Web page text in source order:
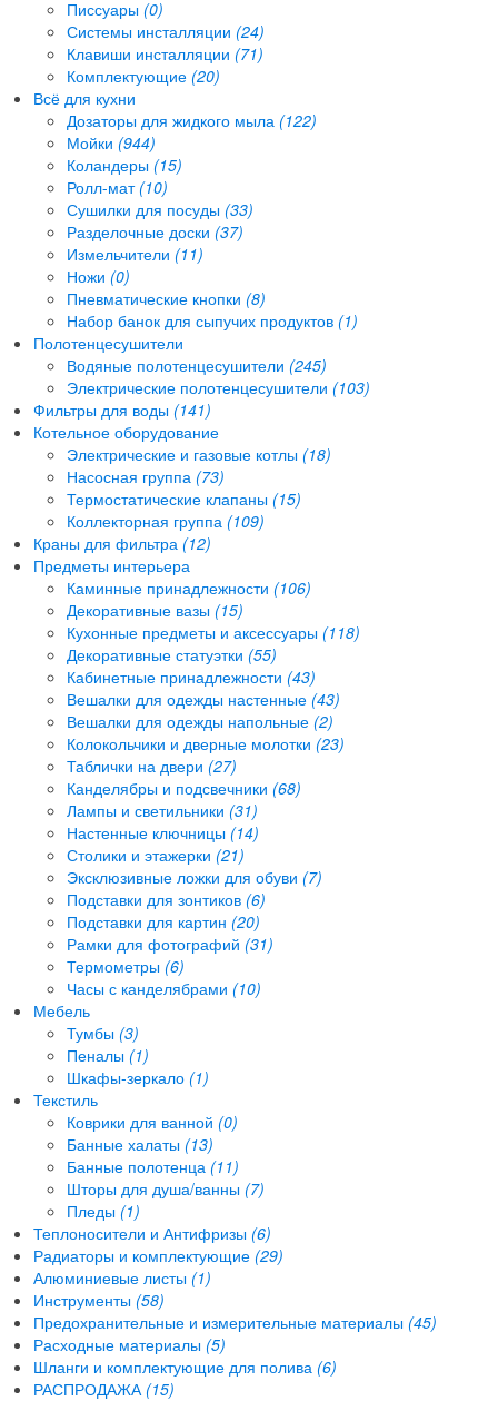
Писсуары (0)
Системы инсталляции (24)
Клавиши инсталляции (71)
Комплектующие (20)
Всё для кухни
Дозаторы для жидкого мыла (122)
Мойки (944)
Коландеры (15)
Ролл-мат (10)
Сушилки для посуды (33)
Разделочные доски (37)
Измельчители (11)
Ножи (0)
Пневматические кнопки (8)
Набор банок для сыпучих продуктов (1)
Полотенцесушители
Водяные полотенцесушители (245)
Электрические полотенцесушители (103)
Фильтры для воды (141)
Котельное оборудование
Электрические и газовые котлы (18)
Насосная группа (73)
Термостатические клапаны (15)
Коллекторная группа (109)
Краны для фильтра (12)
Предметы интерьера
Каминные принадлежности (106)
Декоративные вазы (15)
Кухонные предметы и аксессуары (118)
Декоративные статуэтки (55)
Кабинетные принадлежности (43)
Вешалки для одежды настенные (43)
Вешалки для одежды напольные (2)
Колокольчики и дверные молотки (23)
Таблички на двери (27)
Канделябры и подсвечники (68)
Лампы и светильники (31)
Настенные ключницы (14)
Столики и этажерки (21)
Эксклюзивные ложки для обуви (7)
Подставки для зонтиков (6)
Подставки для картин (20)
Рамки для фотографий (31)
Термометры (6)
Часы с канделябрами (10)
Мебель
Тумбы (3)
Пеналы (1)
Шкафы-зеркало (1)
Текстиль
Коврики для ванной (0)
Банные халаты (13)
Банные полотенца (11)
Шторы для душа/ванны (7)
Пледы (1)
Теплоносители и Антифризы (6)
Радиаторы и комплектующие (29)
Алюминиевые листы (1)
Инструменты (58)
Предохранительные и измерительные материалы (45)
Расходные материалы (5)
Шланги и комплектующие для полива (6)
РАСПРОДАЖА (15)